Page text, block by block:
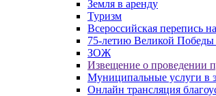
Земля в аренду
Туризм
Всероссийская перепись
75-летию Великой Победы
ЗОЖ
Извещение о проведении
Муниципальные услуги в
Онлайн трансляция